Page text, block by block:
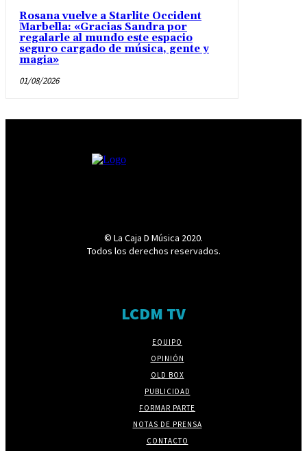
Rosana vuelve a Starlite Occident
Marbella: «Gracias Sandra por
regalarle al mundo este espacio
seguro cargado de música, gente y
magia»
01/08/2026
© La Caja D Música 2020.
Todos los derechos reservados.
LCDM TV
EQUIPO
OPINIÓN
OLD BOX
PUBLICIDAD
FORMAR PARTE
NOTAS DE PRENSA
CONTACTO